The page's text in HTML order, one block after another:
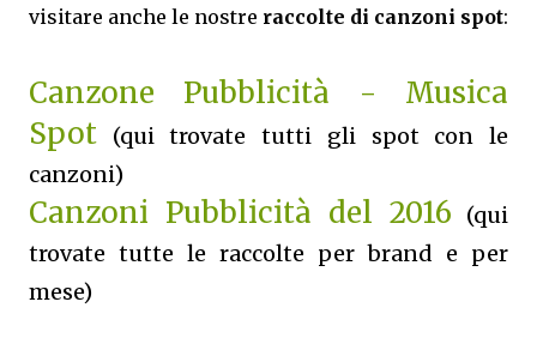
visitare anche le nostre raccolte di canzoni spot:
Canzone Pubblicità - Musica
Spot
(qui trovate tutti gli spot con le
canzoni)
Canzoni Pubblicità del 2016 (qui
trovate tutte le raccolte per brand e per
mese)